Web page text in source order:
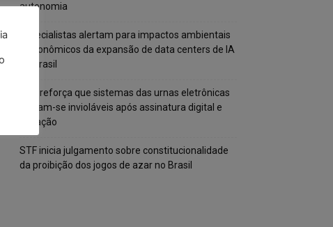
autonomia
Especialistas alertam para impactos ambientais
e econômicos da expansão de data centers de IA
no Brasil
TSE reforça que sistemas das urnas eletrônicas
tornam-se invioláveis após assinatura digital e
lacração
STF inicia julgamento sobre constitucionalidade
da proibição dos jogos de azar no Brasil